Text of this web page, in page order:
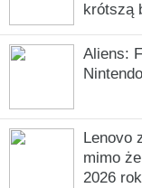
krótszą
Aliens:
Lenovo
mimo
2026